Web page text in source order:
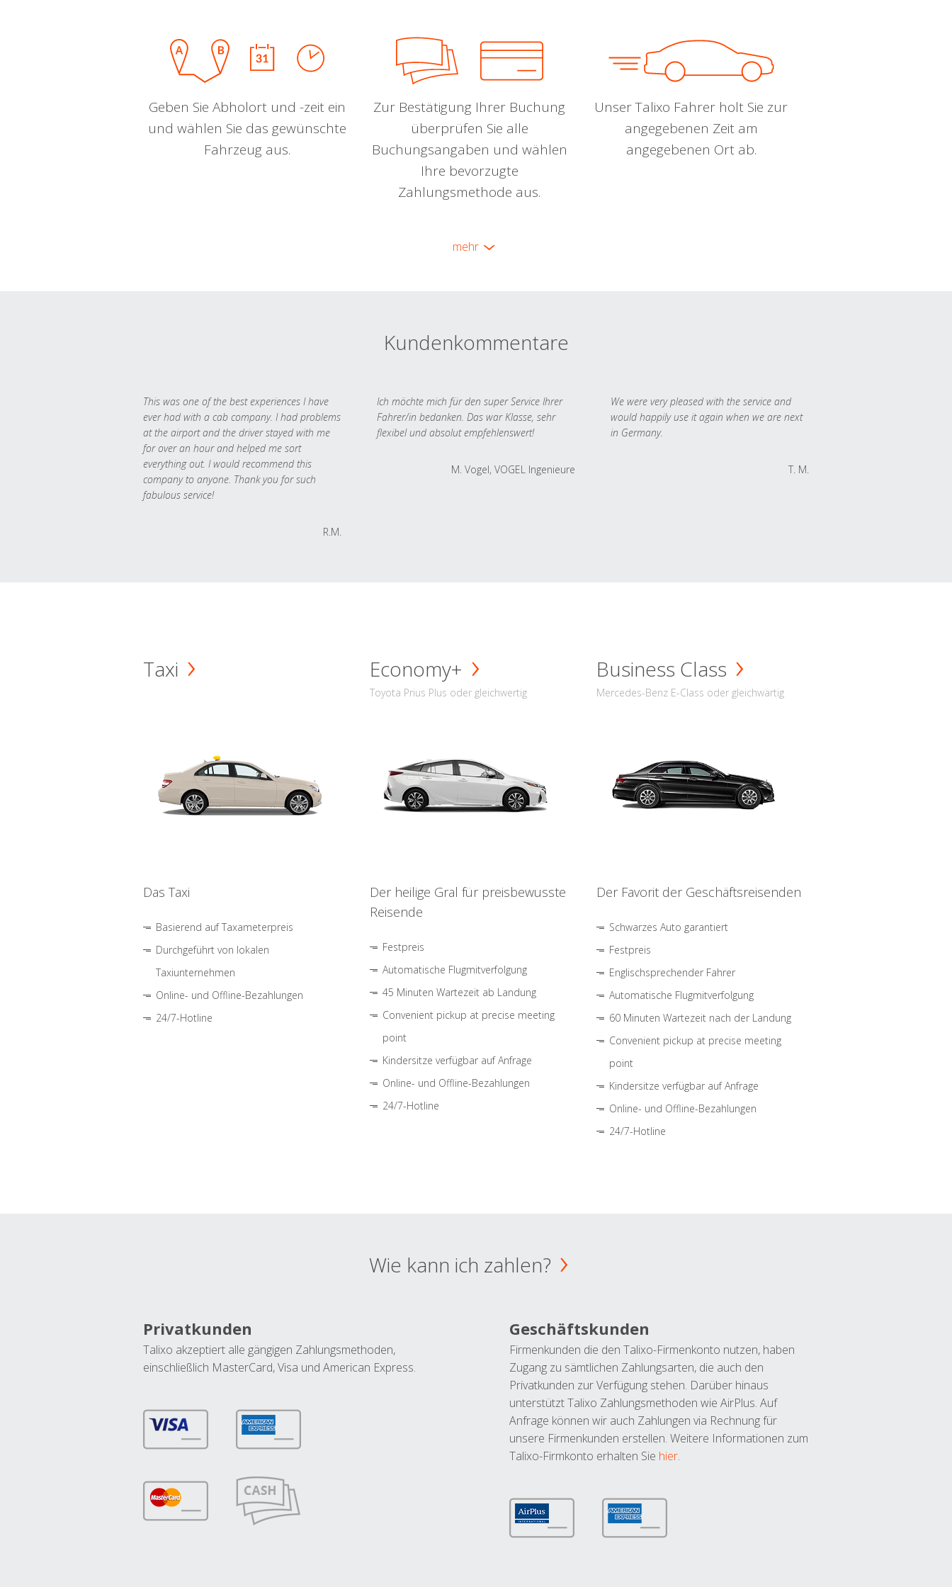
Geben Sie Abholort und -zeit ein
und wählen Sie das gewünschte
Fahrzeug aus.
Zur Bestätigung Ihrer Buchung
überprüfen Sie alle
Buchungsangaben und wählen
Ihre bevorzugte
Zahlungsmethode aus.
Unser Talixo Fahrer holt Sie zur
angegebenen Zeit am
angegebenen Ort ab.
mehr
Kundenkommentare
This was one of the best experiences I have
ever had with a cab company. I had problems
at the airport and the driver stayed with me
for over an hour and helped me sort
everything out. I would recommend this
company to anyone. Thank you for such
fabulous service!
R.M.
Ich möchte mich für den super Service Ihrer
Fahrer/in bedanken. Das war Klasse, sehr
flexibel und absolut empfehlenswert!
M. Vogel, VOGEL Ingenieure
We were very pleased with the service and
would happily use it again when we are next
in Germany.
T. M.
Taxi
Das Taxi
Basierend auf Taxameterpreis
Durchgeführt von lokalen
Taxiunternehmen
Online- und Offline-Bezahlungen
24/7-Hotline
Economy+
Toyota Prius Plus oder gleichwertig
Der heilige Gral für preisbewusste
Reisende
Festpreis
Automatische Flugmitverfolgung
45 Minuten Wartezeit ab Landung
Convenient pickup at precise meeting
point
Kindersitze verfügbar auf Anfrage
Online- und Offline-Bezahlungen
24/7-Hotline
Business Class
Mercedes-Benz E-Class oder gleichwärtig
Der Favorit der Geschäftsreisenden
Schwarzes Auto garantiert
Festpreis
Englischsprechender Fahrer
Automatische Flugmitverfolgung
60 Minuten Wartezeit nach der Landung
Convenient pickup at precise meeting
point
Kindersitze verfügbar auf Anfrage
Online- und Offline-Bezahlungen
24/7-Hotline
Wie kann ich zahlen?
Privatkunden
Talixo akzeptiert alle gängigen Zahlungsmethoden,
einschließlich MasterCard, Visa und American Express.
Geschäftskunden
Firmenkunden die den Talixo-Firmenkonto nutzen, haben
Zugang zu sämtlichen Zahlungsarten, die auch den
Privatkunden zur Verfügung stehen. Darüber hinaus
unterstützt Talixo Zahlungsmethoden wie AirPlus. Auf
Anfrage können wir auch Zahlungen via Rechnung für
unsere Firmenkunden erstellen. Weitere Informationen zum
Talixo-Firmkonto erhalten Sie hier.